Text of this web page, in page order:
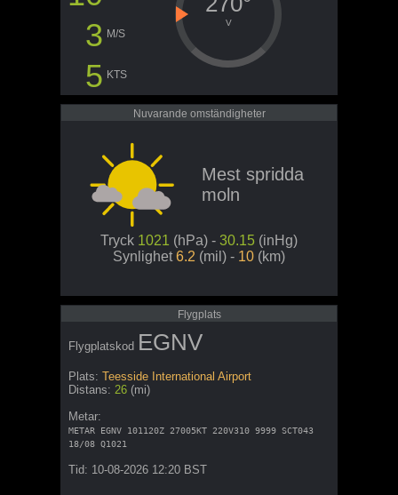
3 M/S
5 KTS
V
Nuvarande omständigheter
Mest spridda
moln
Tryck 1021 (hPa) - 30.15 (inHg)
Synlighet6.2 (mil) - 10 (km)
Flygplats
Flygplatskod EGNV
Plats: Teesside International Airport
Distans: 26 (mi)
Metar:
METAR EGNV 101120Z 27005KT 220V310 9999 SCT043
18/08 Q1021
Tid: 10-08-2026 12:20 BST